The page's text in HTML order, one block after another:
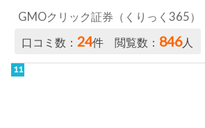
GMOクリック証券（くりっく365）
口コミ数：24件 閲覧数： 846人